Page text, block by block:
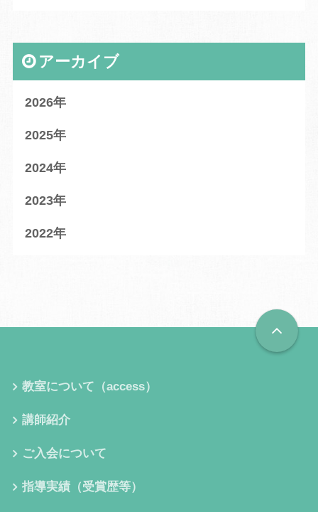
アーカイブ
2026
2025
2024
2023
2022
教室について（access）
講師紹介
ご入会について
指導実績（受賞歴等）